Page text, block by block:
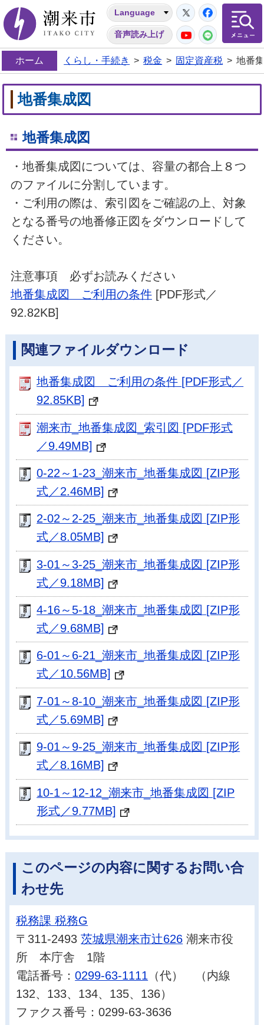
潮来市
Language
音声読み上げ
Twitter
YouTube
LINE
ホーム くらし・手続き > 税金 > 固定資産税 > 地番
地番集成図
地番集成図
・地番集成図については、容量の都合上８つ
のファイルに分割しています。
・ご利用の際は、索引図をご確認の上、対象
となる番号の地番修正図をダウンロードして
ください。
注意事項 必ずお読みください
地番集成図 ご利用の条件[PDF形式／
92.82KB]
関連ファイルダウンロード
地番集成図 ご利用の条件 [PDF形式／
92.85KB]
潮来市_地番集成図_索引図 [PDF形式
／9.49MB]
0-22～1-23_潮来市_地番集成図 [ZIP形
式／2.46MB]
2-02～2-25_潮来市_地番集成図 [ZIP形
式／8.05MB]
3-01～3-25_潮来市_地番集成図 [ZIP形
式／9.18MB]
4-16～5-18_潮来市_地番集成図 [ZIP形
式／9.68MB]
6-01～6-21_潮来市_地番集成図 [ZIP形
式／10.56MB]
7-01～8-10_潮来市_地番集成図 [ZIP形
式／5.69MB]
9-01～9-25_潮来市_地番集成図 [ZIP形
式／8.16MB]
10-1～12-12_潮来市_地番集成図 [ZIP
形式／9.77MB]
このページの内容に関するお問い合
わせ先
税務課 税務G
〒311-2493茨城県潮来市辻626 潮来市役
所 本庁舎 1階
電話番号：0299-63-1111 （代） （内線
132、133、134、135、136）
ファクス番号：0299-63-3636